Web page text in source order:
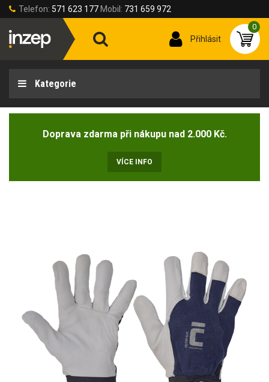
Telefon: 571 623 177 Mobil: 731 659 972
Přihlásit
0
Kategorie
Doprava zdarma při nákupu nad 2.000 Kč.
VÍCE INFO